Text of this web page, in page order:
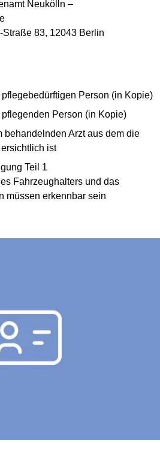
Neukölln –
Straße 83, 12043 Berlin
Person (in Kopie)
Person (in Kopie)
behandelnden Arzt aus dem die
ist
Teil 1
Fahrzeughalters und das
müssen erkennbar sein